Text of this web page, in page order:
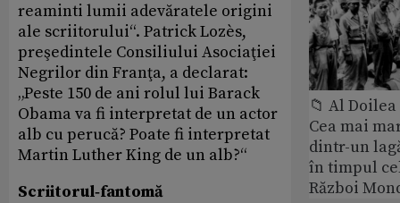
reaminti lumii adevăratele origini
ale scriitorului“. Patrick Lozès,
preşedintele Consiliului Asociaţiei
Negrilor din Franţa, a declarat:
„Peste 150 de ani rolul lui Barack
Obama va fi interpretat de un actor
alb cu perucă? Poate fi interpretat
Martin Luther King de un alb?“
Scriitorul‑fantomă
📁 Al
Cea mai
dintr-un
în timpul
Război